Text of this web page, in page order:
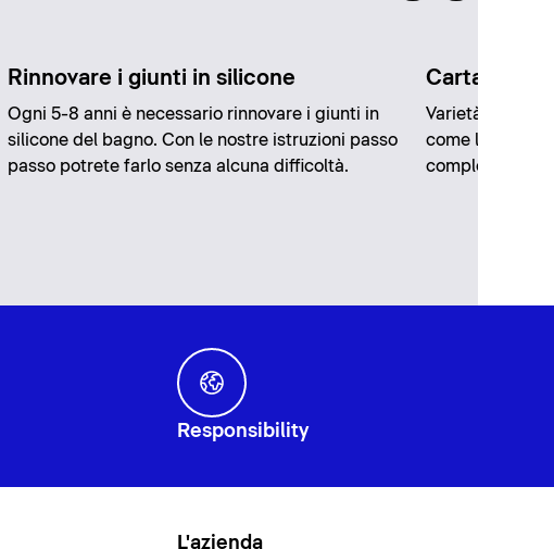
Rinnovare i giunti in silicone
Ogni 5-8 anni è necessario rinnovare i giunti in
silicone del bagno. Con le nostre istruzioni passo
passo potrete farlo senza alcuna difficoltà.
Carta da
Varietà
come la carta
Responsibility
L'azienda